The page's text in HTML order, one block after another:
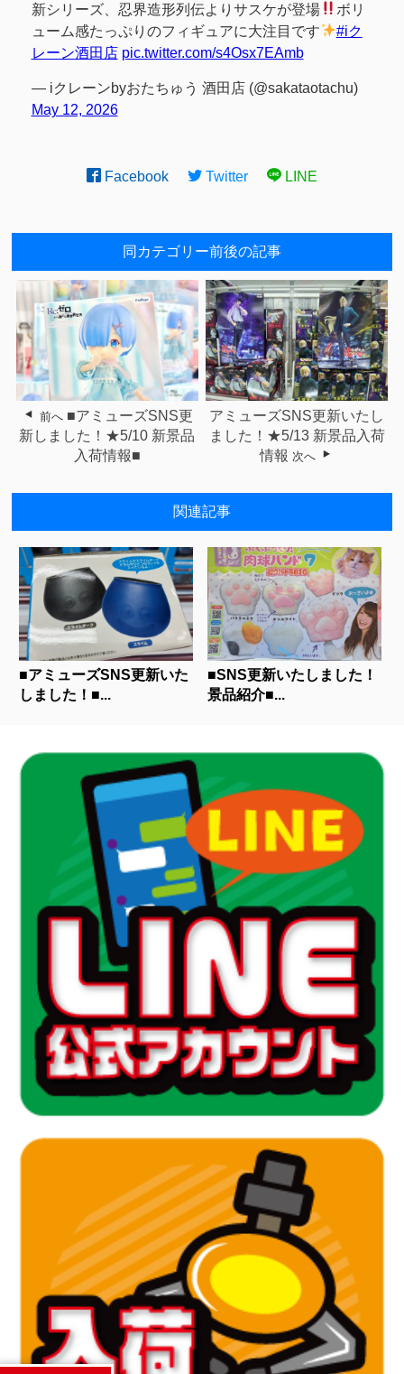
新シリーズ、忍界造形列伝よりサスケが登場
ボリ
ューム感たっぷりのフィギュアに大注目です
#iク
レーン酒田店 pic.twitter.com/s4Osx7EAmb
— iクレーンbyおたちゅう 酒田店 (@sakataotachu)
May 12, 2026
Facebook Twitter LINE
同カテゴリー前後の記事
前へ ■アミューズSNS更
新しました！★5/10 新景品
入荷情報■
アミューズSNS更新いたし
ました！★5/13 新景品入荷
情報 次へ
関連記事
■アミューズSNS更新いた
しました！■...
■SNS更新いたしました！
景品紹介■...